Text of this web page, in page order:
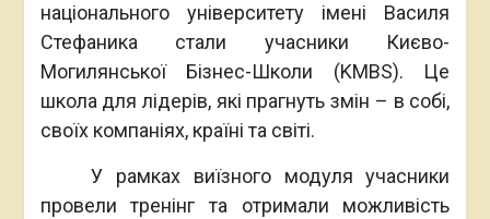
національного університету імені Василя
Стефаника стали учасники Києво-
Могилянської Бізнес-Школи (KMBS). Це
школа для лідерів, які прагнуть змін – в собі,
своїх компаніях, країні та світі.
У рамках виїзного модуля учасники
провели тренінг та отримали можливість